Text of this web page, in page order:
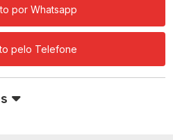
por Whatsapp
pelo Telefone